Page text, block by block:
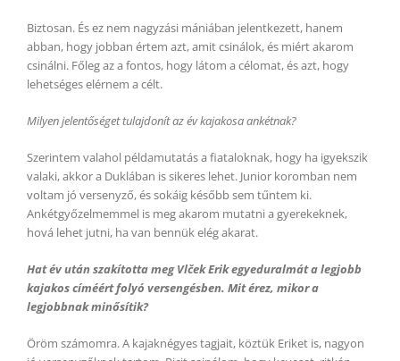
Biztosan. És ez nem nagyzási mániában jelentkezett, hanem
abban, hogy jobban értem azt, amit csinálok, és miért akarom
csinálni. Főleg az a fontos, hogy látom a célomat, és azt, hogy
lehetséges elérnem a célt.
Milyen jelentőséget tulajdonít az év kajakosa ankétnak?
Szerintem valahol példamutatás a fiataloknak, hogy ha igyekszik
valaki, akkor a Duklában is sikeres lehet. Junior koromban nem
voltam jó versenyző, és sokáig később sem tűntem ki.
Ankétgyőzelmemmel is meg akarom mutatni a gyerekeknek,
hová lehet jutni, ha van bennük elég akarat.
Hat év után szakította meg Vlček Erik egyeduralmát a legjobb
kajakos címéért folyó versengésben. Mit érez, mikor a
legjobbnak minősítik?
Öröm számomra. A kajaknégyes tagjait, köztük Eriket is, nagyon